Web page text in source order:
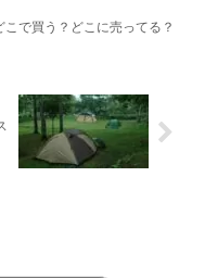
こで買う？どこに売ってる？